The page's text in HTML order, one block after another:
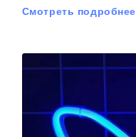
Смотреть подробнее